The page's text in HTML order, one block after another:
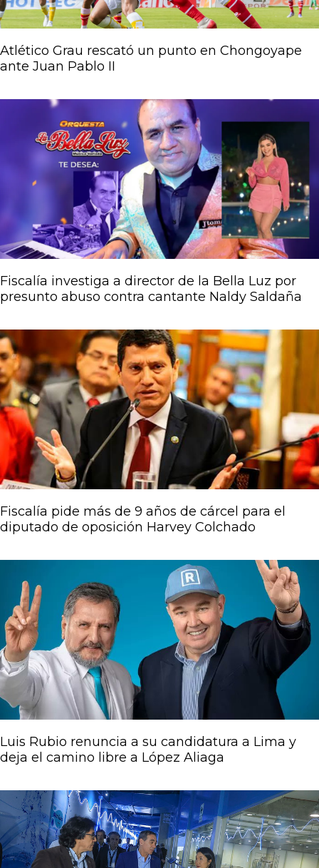
Atlético Grau rescató un punto en Chongoyape
ante Juan Pablo II
Fiscalía investiga a director de la Bella Luz por
presunto abuso contra cantante Naldy Saldaña
Fiscalía pide más de 9 años de cárcel para el
diputado de oposición Harvey Colchado
Luis Rubio renuncia a su candidatura a Lima y
deja el camino libre a López Aliaga